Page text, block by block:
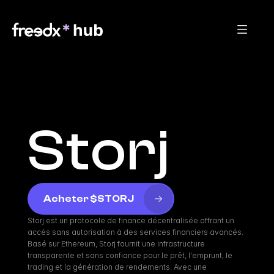
Storj
Acheter $STORJ
Storj est un protocole de finance décentralisée offrant un
accès sans autorisation à des services financiers avancés.
Basé sur Ethereum, Storj fournit une infrastructure
transparente et sans confiance pour le prêt, l'emprunt, le
trading et la génération de rendements. Avec une